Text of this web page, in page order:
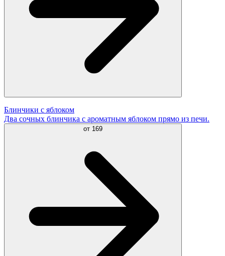
Блинчики с яблоком
Два сочных блинчика с ароматным яблоком прямо из печи.
от 169